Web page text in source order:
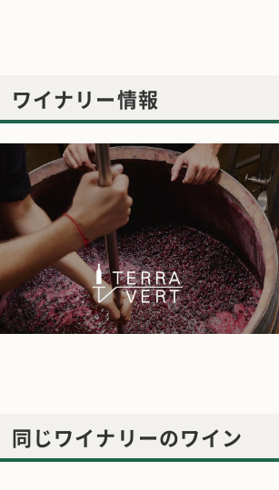
ワイナリー情報
同じワイナリーのワイン